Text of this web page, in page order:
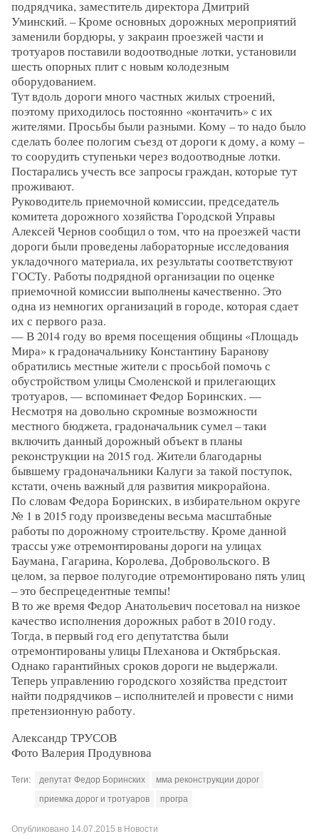
подрядчика, заместитель директора Дмитрий
Уминский. – Кроме основных дорожных мероприятий
заменили бордюры, у закраин проезжей части и
тротуаров поставили водоотводные лотки, установили
шесть опорных плит с новым колодезным
оборудованием.
Тут вдоль дороги много частных жилых строений,
поэтому приходилось постоянно «контачить» с их
жителями. Просьбы были разными. Кому – то надо было
сделать более пологим съезд от дороги к дому, а кому –
то соорудить ступеньки через водоотводные лотки.
Постарались учесть все запросы граждан, которые тут
проживают.
Руководитель приемочной комиссии, председатель
комитета дорожного хозяйства Городской Управы
Алексей Чернов сообщил о том, что на проезжей части
дороги были проведены лабораторные исследования
укладочного материала, их результаты соответствуют
ГОСТу. Работы подрядной организации по оценке
приемочной комиссии выполнены качественно. Это
одна из немногих организаций в городе, которая сдает
их с первого раза.
— В 2014 году во время посещения общины «Площадь
Мира» к градоначальнику Константину Баранову
обратились местные жители с просьбой помочь с
обустройством улицы Смоленской и прилегающих
тротуаров, — вспоминает Федор Боринских. —
Несмотря на довольно скромные возможности
местного бюджета, градоначальник сумел – таки
включить данный дорожный объект в планы
реконструкции на 2015 год. Жители благодарны
бывшему градоначальники Калуги за такой поступок,
кстати, очень важный для развития микрорайона.
По словам Федора Боринских, в избирательном округе
№ 1 в 2015 году произведены весьма масштабные
работы по дорожному строительству. Кроме данной
трассы уже отремонтированы дороги на улицах
Баумана, Гагарина, Королева, Добровольского. В
целом, за первое полугодие отремонтировано пять улиц
– это беспрецедентные темпы!
В то же время Федор Анатольевич посетовал на низкое
качество исполнения дорожных работ в 2010 году.
Тогда, в первый год его депутатства были
отремонтированы улицы Плеханова и Октябрьская.
Однако гарантийных сроков дороги не выдержали.
Теперь управлению городского хозяйства предстоит
найти подрядчиков – исполнителей и провести с ними
претензионную работу.
Александр ТРУСОВ
Фото Валерия Продувнова
Теги: депутат Федор Боринских
мма реконструкции дорог
приемка дорог и тротуаров
програ
Опубликовано 14.07.2015 в Новости